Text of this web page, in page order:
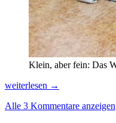
Klein, aber fein: Das
Taiwan
Design
weiterlesen →
Alle 3 Kommentare anzeigen